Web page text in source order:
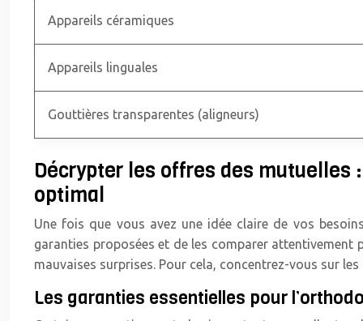
Appareils céramiques
Appareils linguales
Gouttières transparentes (aligneurs)
Décrypter les offres des
optimal
Une fois que vous avez une idée claire de vos
garanties proposées et de les comparer attentivement
mauvaises surprises. Pour cela, concentrez-vous sur
Les garanties essentielles pour